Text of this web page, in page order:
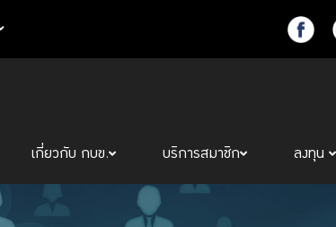
เกี่ยวกับ กบข. บริการสมาชิก ลงทุน